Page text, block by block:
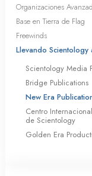
Organizaciones
Base en Tierra de Flag
Freewinds
Llevando Scientology
Scientology Media
Bridge Publications
New Era
Centro
de Scientology
Golden Era